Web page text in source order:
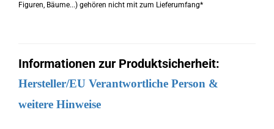
Figuren, Bäume...) gehören nicht mit zum Lieferumfang*
Informationen zur Produktsicherheit:
Hersteller/EU Verantwortliche Person &
weitere Hinweise